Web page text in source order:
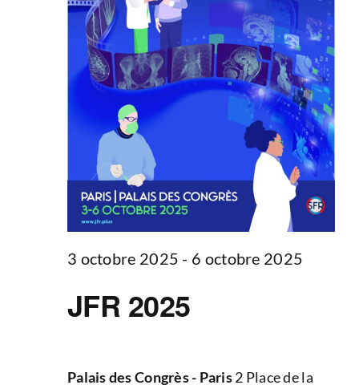
JFR 2025
3 octobre 2025 - 6 octobre 2025
Palais des Congrès - Paris2 Place de la